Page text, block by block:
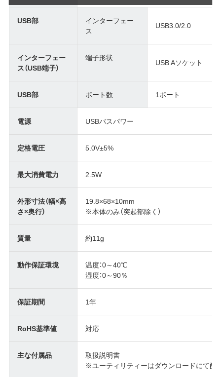
USB部
インターフェー
ス
USB3.0/2.0
インターフェー
ス（USB端子）
端子形状 USB Aソケット
USB部 ポート数 1ポート
電源 USBバスパワー
定格電圧 5.0V±5%
最大消費電力 2.5W
外形寸法（幅×高
さ×奥行）
19.8×68×10mm
※本体のみ（突起部除く）
質量 約11g
動作保証環境
温度：0～40℃
湿度：0～90％
保証期間 1年
RoHS基準値 対応
主な付属品
取扱説明書
※ユーティリティーはダウンロードにて配